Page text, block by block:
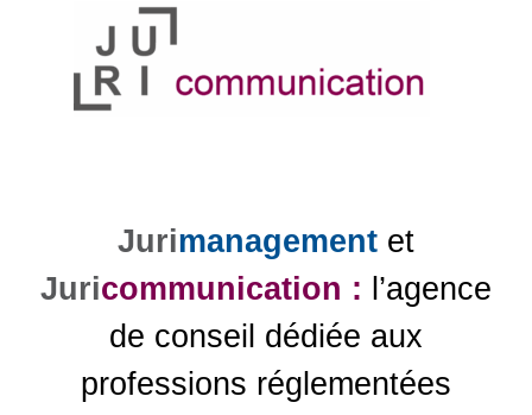
Jurimanagement et
Juricommunication : l’agence
de conseil dédiée aux
professions réglementées